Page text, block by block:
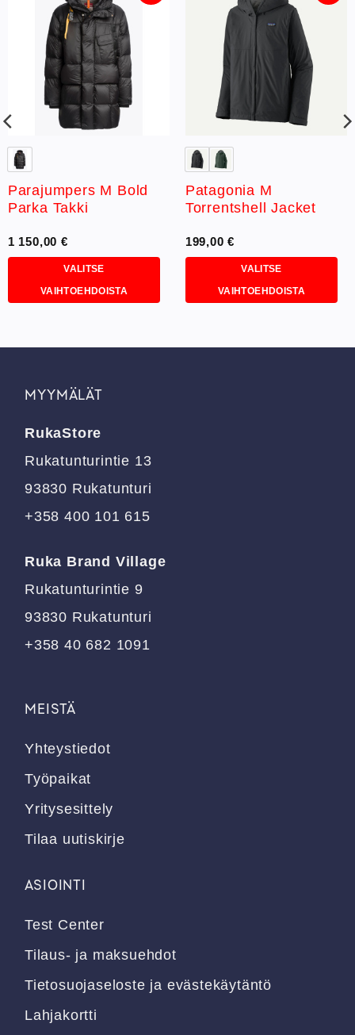
Lisää
toivelistaan
Parajumpers M Bold
Parka Takki
1 150,00 €
VALITSE
VAIHTOEHDOISTA
on
Voit
valinnat
sivulla.
Lisää
toivelistaan
Patagonia M
Torrentshell Jacket
199,00€
VALITSE
VAIHTOEHDOISTA
on
MYYMÄLÄT
RukaStore
Rukatunturintie 13
93830 Rukatunturi
+358 400 101 615
Ruka Brand Village
Rukatunturintie 9
93830 Rukatunturi
+358 40 682 1091
MEISTÄ
Yhteystiedot
Työpaikat
Yritysesittely
Tilaa uutiskirje
ASIOINTI
Test Center
Tilaus- ja maksuehdot
Tietosuojaseloste ja evästekäytäntö
Lahjakortti